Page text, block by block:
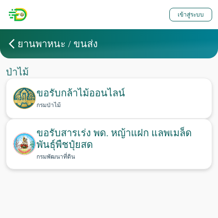
เข้าสู่ระบบ
ยานพาหนะ / ขนส่ง
ป่าไม้
ขอรับกล้าไม้ออนไลน์
กรมป่าไม้
ขอรับสารเร่ง พด. หญ้าแฝก แลพเมล็ด
พันธุ์พืชปุ๋ยสด
กรมพัฒนาที่ดิน